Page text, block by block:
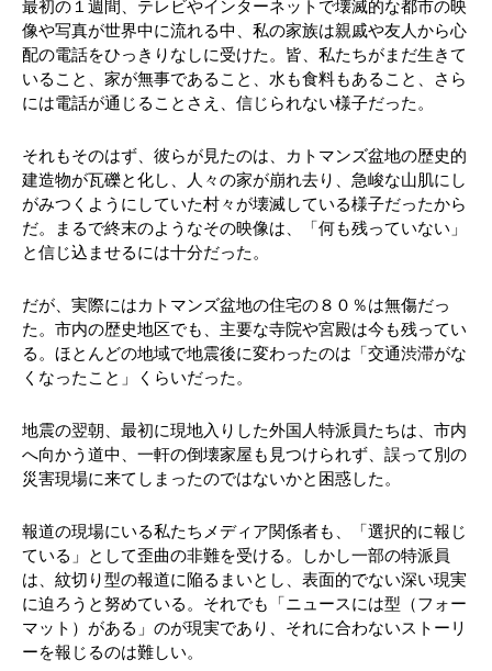
最初の１週間、テレビやインターネットで壊滅的な都市の映
像や写真が世界中に流れる中、私の家族は親戚や友人から心
配の電話をひっきりなしに受けた。皆、私たちがまだ生きて
いること、家が無事であること、水も食料もあること、さら
には電話が通じることさえ、信じられない様子だった。
それもそのはず、彼らが見たのは、カトマンズ盆地の歴史的
建造物が瓦礫と化し、人々の家が崩れ去り、急峻な山肌にし
がみつくようにしていた村々が壊滅している様子だったから
だ。まるで終末のようなその映像は、「何も残っていない」
と信じ込ませるには十分だった。
だが、実際にはカトマンズ盆地の住宅の８０％は無傷だっ
た。市内の歴史地区でも、主要な寺院や宮殿は今も残ってい
る。ほとんどの地域で地震後に変わったのは「交通渋滞がな
くなったこと」くらいだった。
地震の翌朝、最初に現地入りした外国人特派員たちは、市内
へ向かう道中、一軒の倒壊家屋も見つけられず、誤って別の
災害現場に来てしまったのではないかと困惑した。
報道の現場にいる私たちメディア関係者も、「選択的に報じ
ている」として歪曲の非難を受ける。しかし一部の特派員
は、紋切り型の報道に陥るまいとし、表面的でない深い現実
に迫ろうと努めている。それでも「ニュースには型（フォー
マット）がある」のが現実であり、それに合わないストーリ
ーを報じるのは難しい。